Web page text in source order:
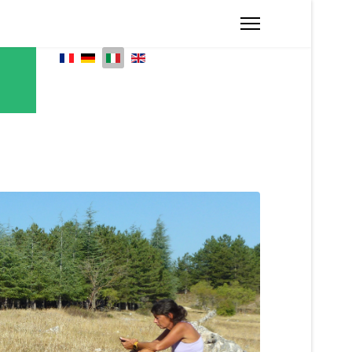
Seleziona la tua lingua